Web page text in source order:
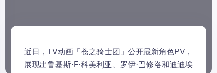
近日，TV动画「苍之骑士团」公开最新角色PV，
展现出鲁基斯·F·科美利亚、罗伊·巴修洛和迪迪埃